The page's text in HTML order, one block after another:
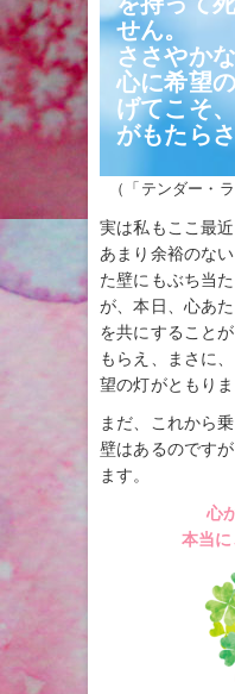
せん。
ささやか
心に希望
げてこそ
がもたら
（「テンダー・
実は私もここ最
あまり余裕のな
た壁にもぶち当
が、本日、心あ
を共にすること
もらえ、まさに
望の灯がともりま
まだ、これから
壁はあるのです
ます。
心
本当に